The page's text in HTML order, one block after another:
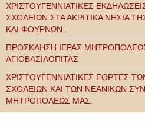
ΧΡΙΣΤΟΥΓΕΝΝΙΑΤΙΚΕΣ
ΣΧΟΛΕΙΩΝ ΣΤΑ ΑΚΡΙΤΙΚΑ ΝΗΣΙΑ
ΚΑΙ ΦΟΥΡΝΩΝ .
ΠΡΟΣΚΛΗΣΗ ΙΕΡΑΣ
ΑΓΙΟΒΑΣΙΛΟΠΙΤΑΣ
ΧΡΙΣΤΟΥΓΕΝΝΙΑΤΙΚΕΣ ΕΟΡΤΕΣ
ΣΧΟΛΕΙΩΝ ΚΑΙ ΤΩΝ ΝΕΑΝΙΚΩΝ
ΜΗΤΡΟΠΟΛΕΩΣ ΜΑΣ.